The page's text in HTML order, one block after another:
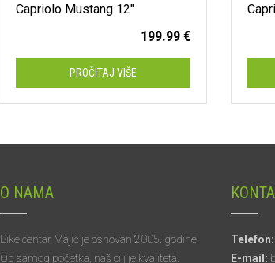
Capriolo Mustang 12″
199.99€
PROČITAJ VIŠE
O NAMA
Bike centar Majić je osnovan 2005. godine.
Od samog početka, naš cilj je kvaliteta.
Telefon:
E-mail: